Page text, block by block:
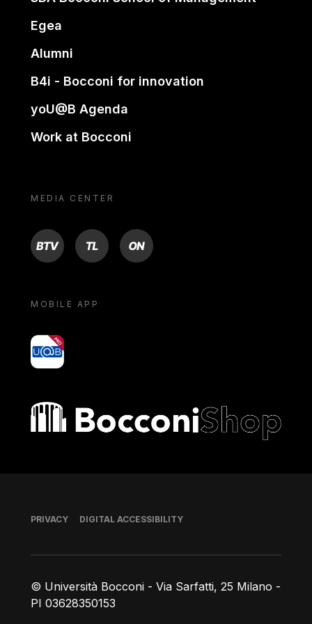
Egea
Alumni
B4i - Bocconi for innovation
yoU@B Agenda
Work at Bocconi
MEDIA CENTER
BTV TL ON
MOBILE APP
yoU@B
Bocconi shop
© Università Bocconi - Via Sarfatti, 25 Milano -
PI 03628350153
Footer
PRIVACY DIGITAL ACCESSIBILITY